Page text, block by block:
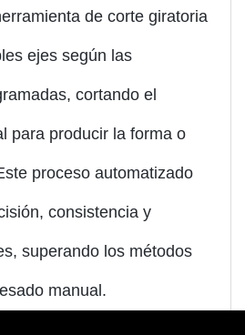
de corte giratoria
ejes según las
cortando el
para producir la forma o
proceso automatizado
consistencia y
superando los métodos
manual.